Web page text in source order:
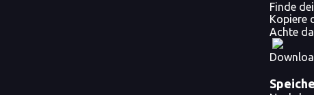
Finde
Kopiere
Achte